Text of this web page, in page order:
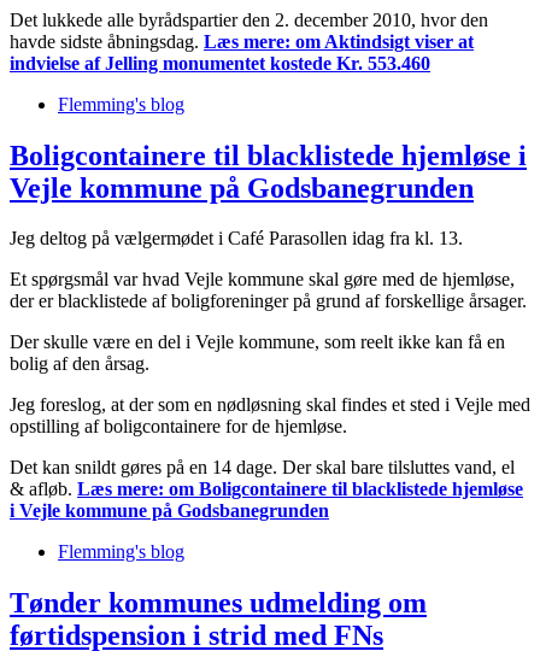
Det lukkede alle byrådspartier den 2. december 2010, hvor den
havde sidste åbningsdag. Læs mere: om Aktindsigt viser at
indvielse af Jelling monumentet kostede Kr. 553.460
Flemming's blog
Boligcontainere til blacklistede hjemløse i
Vejle kommune på Godsbanegrunden
Jeg deltog på vælgermødet i Café Parasollen idag fra kl. 13.
Et spørgsmål var hvad Vejle kommune skal gøre med de hjemløse,
der er blacklistede af boligforeninger på grund af forskellige årsager.
Der skulle være en del i Vejle kommune, som reelt ikke kan få en
bolig af den årsag.
Jeg foreslog, at der som en nødløsning skal findes et sted i Vejle med
opstilling af boligcontainere for de hjemløse.
Det kan snildt gøres på en 14 dage. Der skal bare tilsluttes vand, el
& afløb. Læs mere: om Boligcontainere til blacklistede hjemløse
i Vejle kommune på Godsbanegrunden
Flemming's blog
Tønder kommunes udmelding om
førtidspension i strid med FNs